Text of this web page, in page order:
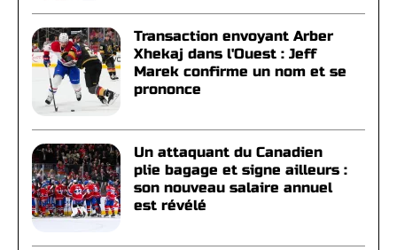
Transaction envoyant Arber
Xhekaj dans l'Ouest : Jeff
Marek confirme un nom et se
prononce
Un attaquant du Canadien
plie bagage et signe ailleurs :
son nouveau salaire annuel
est révélé